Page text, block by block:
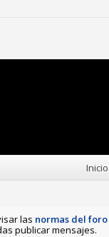
Inicio
las normas del foro
publicar mensajes.